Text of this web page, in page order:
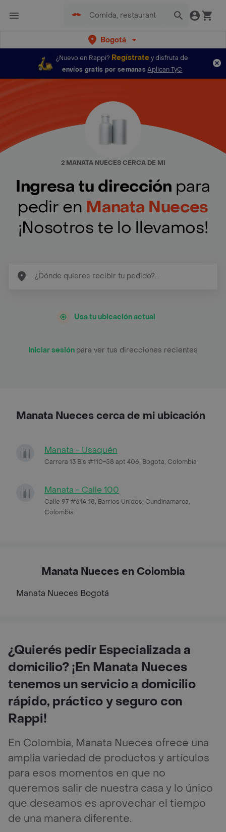
Bogotá
¿Nuevo en Rappi? Regístratey disfruta de
envíos gratis por semanas Aplican TyC
2 MANATA NUECES CERCA DE MI
Ingresa tu dirección para
pedir en Manata Nueces
¡Nosotros te lo llevamos!
Usa tu ubicación actual
Iniciar sesión para ver tus direcciones recientes
Manata Nueces cerca de mi ubicación
Manata - Usaquén
Carrera 13 Bis #110-58 apt 406, Bogota, Colombia
Manata - Calle 100
Calle 97 #61A 18, Barrios Unidos, Cundinamarca,
Colombia
Manata Nueces en Colombia
Manata Nueces Bogotá
¿Quierés pedir Especializada a
domicilio? ¡En Manata Nueces
tenemos un servicio a domicilio
rápido, práctico y seguro con
Rappi!
En Colombia, Manata Nueces ofrece una
amplia variedad de productos y artículos
para esos momentos en que no
queremos salir de nuestra casa y lo único
que deseamos es aprovechar el tiempo
de una manera diferente.